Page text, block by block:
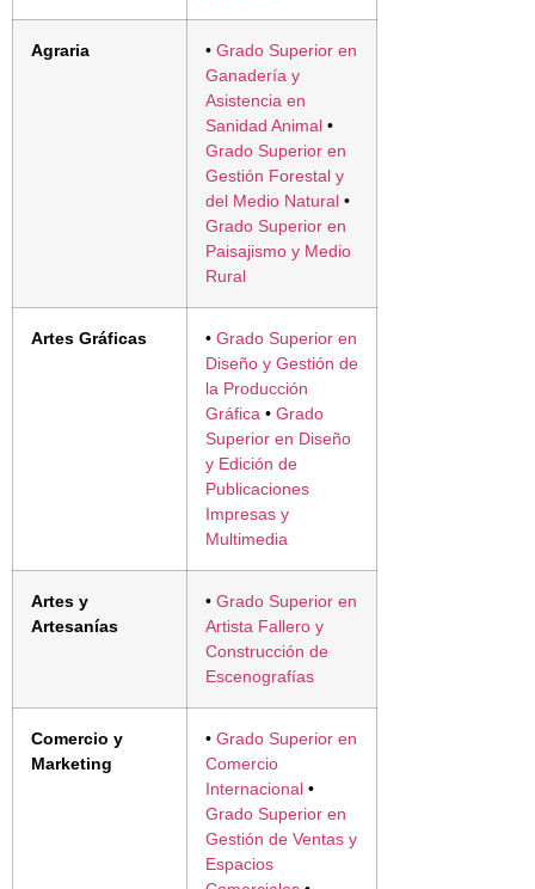
Agraria • Grado Superior en
Ganadería y
Asistencia en
Sanidad Animal •
Grado Superior en
Gestión Forestal y
del Medio Natural •
Grado Superior en
Paisajismo y Medio
Rural
Artes Gráficas • Grado Superior en
Diseño y Gestión de
la Producción
Gráfica • Grado
Superior en Diseño
y Edición de
Publicaciones
Impresas y
Multimedia
Artes y
Artesanías
• Grado Superior en
Artista Fallero y
Construcción de
Escenografías
Comercio y
Marketing
• Grado Superior en
Comercio
Internacional •
Grado Superior en
Gestión de Ventas y
Espacios